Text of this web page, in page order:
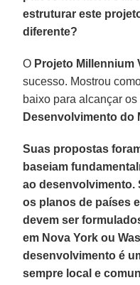
estruturar este
diferente?
O Projeto Millennium
sucesso. Mostrou
baixo para alcançar os
Desenvolvimento do
Suas propostas
baseiam
ao desenvolvimento.
os planos de países
devem ser
em Nova York ou
desenvolvimento é
sempre local e